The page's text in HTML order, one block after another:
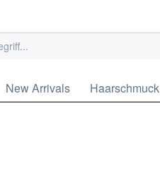
New Arrivals Haarschmuck